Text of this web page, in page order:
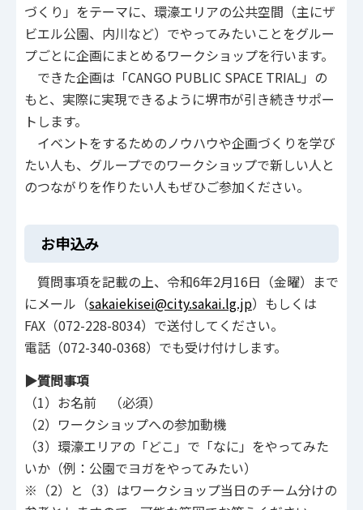
づくり」をテーマに、環濠エリアの公共空間（主にザ
ビエル公園、内川など）でやってみたいことをグルー
プごとに企画にまとめるワークショップを行います。
できた企画は「CANGO PUBLIC SPACE TRIAL」の
もと、実際に実現できるように堺市が引き続きサポー
トします。
イベントをするためのノウハウや企画づくりを学び
たい人も、グループでのワークショップで新しい人と
のつながりを作りたい人もぜひご参加ください。
お申込み
質問事項を記載の上、令和6年2月16日（金曜）まで
にメール（sakaiekisei@city.sakai.lg.jp）もしくは
FAX（072-228-8034）で送付してください。
電話（072-340-0368）でも受け付けします。
▶質問事項
（1）お名前 （必須）
（2）ワークショップへの参加動機
（3）環濠エリアの「どこ」で「なに」をやってみた
いか（例：公園でヨガをやってみたい）
※（2）と（3）はワークショップ当日のチーム分けの